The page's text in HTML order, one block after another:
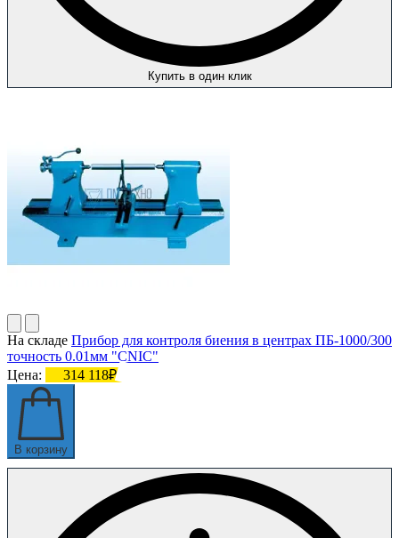
Купить в один клик
На складе Прибор для контроля биения в центрах ПБ-1000/300
точность 0.01мм "CNIC"
Цена:
314 118₽
В корзину